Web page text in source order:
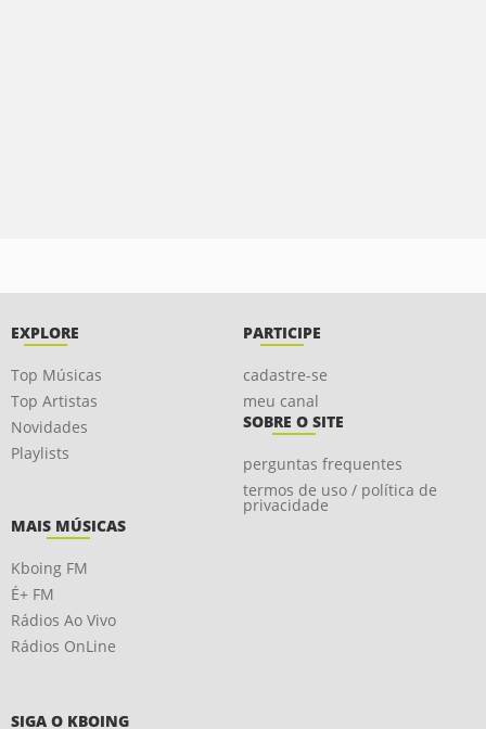
EXPLORE
Top Músicas
Top Artistas
Novidades
Playlists
PARTICIPE
cadastre-se
meu canal
SOBRE O SITE
perguntas frequentes
termos de uso / política de
privacidade
MAIS MÚSICAS
Kboing FM
É+ FM
Rádios Ao Vivo
Rádios OnLine
SIGA O KBOING